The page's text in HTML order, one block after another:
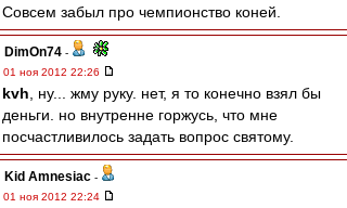
Совсем забыл про чемпионство коней.
DimOn74 -
01 ноя 2012 22:26
kvh , ну... жму руку. нет, я то конечно взял бы
деньги. но внутренне горжусь, что мне
посчастливилось задать вопрос святому.
Kid Amnesiac -
01 ноя 2012 22:24